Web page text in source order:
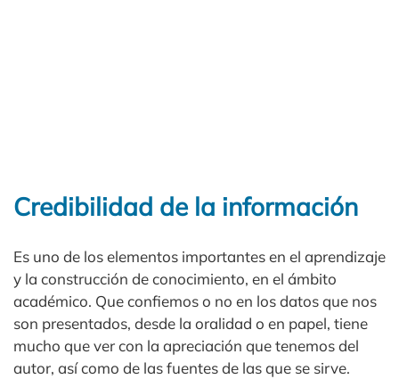
Credibilidad de la información
Es uno de los elementos importantes en el aprendizaje
y la construcción de conocimiento, en el ámbito
académico. Que confiemos o no en los datos que nos
son presentados, desde la oralidad o en papel, tiene
mucho que ver con la apreciación que tenemos del
autor, así como de las fuentes de las que se sirve.